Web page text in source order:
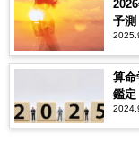
予測
算命
鑑定
運や